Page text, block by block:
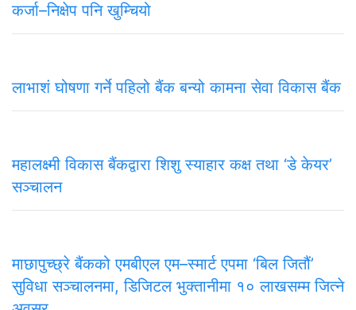
कर्जा–निक्षेप पनि खुम्चियो
लाभाशं घोषणा गर्ने पहिलो बैंक बन्यो कामना सेवा विकास बैंक
महालक्ष्मी विकास बैंकद्वारा शिशु स्याहार कक्ष तथा ‘डे केयर’
सञ्चालन
माछापुच्छ्रे बैंकको एमबीएल एम–स्मार्ट एपमा ‘बिल जितौं’
सुविधा सञ्चालनमा, डिजिटल भुक्तानीमा १० लाखसम्म जित्ने